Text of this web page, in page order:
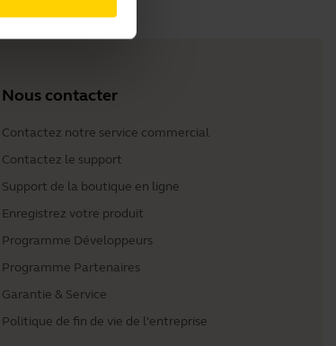
Nous contacter
Contactez notre service commercial
Contactez le support
Support de la boutique en ligne
Enregistrez votre produit
Programme Développeurs
Programme Partenaires
Garantie & Service
Politique de fin de vie de l'entreprise